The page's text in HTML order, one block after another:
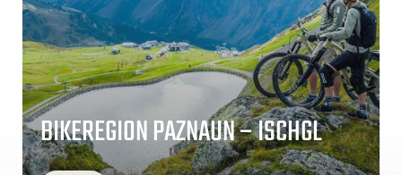
BIKEREGION PAZNAUN – ISCHGL